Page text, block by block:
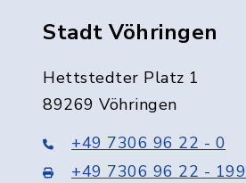
Stadt Vöhringen
Hettstedter Platz 1
89269 Vöhringen
+49 7306 96 22 - 0
+49 7306 96 22 - 199